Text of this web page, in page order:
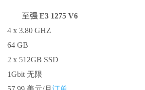
至强 E3 1275 V6
4 x 3.80 GHZ
64 GB
2 x 512GB SSD
1Gbit 无限